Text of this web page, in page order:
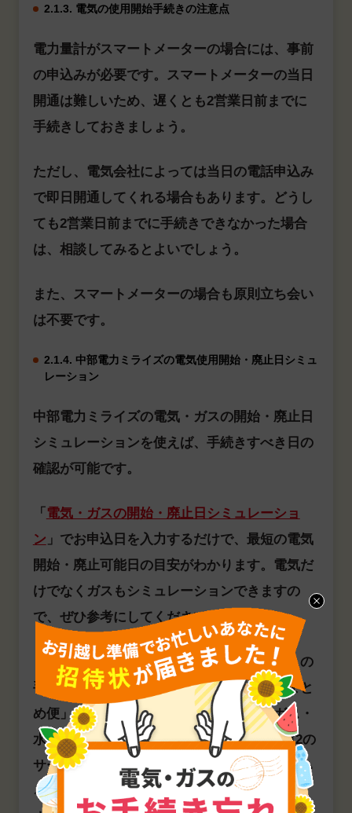
2.1.3. 電気の使用開始手続きの注意点
電力量計がスマートメーターの場合には、事前
の申込みが必要です。スマートメーターの当日
開通は難しいため、遅くとも2営業日前までに
手続きしておきましょう。
ただし、電気会社によっては当日の電話申込み
で即日開通してくれる場合もあります。どうし
ても2営業日前までに手続きできなかった場合
は、相談してみるとよいでしょう。
また、スマートメーターの場合も原則立ち会い
は不要です。
2.1.4. 中部電力ミライズの電気使用開始・廃止日シミュ
レーション
中部電力ミライズの電気・ガスの開始・廃止日
シミュレーションを使えば、手続きすべき日の
確認が可能です。
「 電気・ガスの開始・廃止日シミュレーショ
ン 」でお申込日を入力するだけで、最短の電気
開始・廃止可能日の目安がわかります。電気だ
けでなくガスもシミュレーションできますの
で、ぜひ参考にしてください。
また、同じページから「引越しおまとめ便
」の
手続きに進むことも可能です。「引越しおまと
め便」では、中部地方を中心に、電気・ガス・
水道・NHK・光インターネットなど、最大12の
サービスの手続きを一括で変更できます。もち
ろん、電気・ガスだけでもご利用いただけま